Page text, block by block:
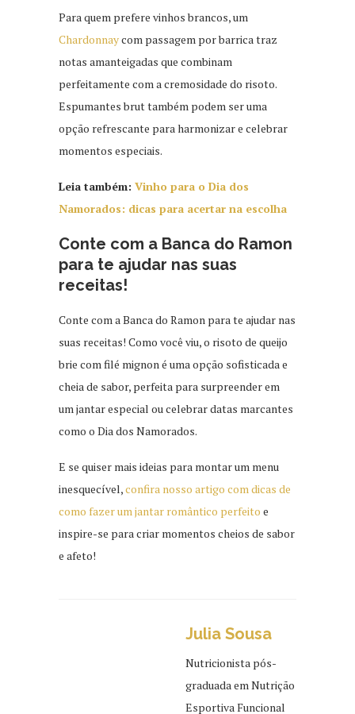
Para quem prefere vinhos brancos, um
Chardonnaycom passagem por barrica traz
notas amanteigadas que combinam
perfeitamente com a cremosidade do risoto.
Espumantes brut também podem ser uma
opção refrescante para harmonizar e celebrar
momentos especiais.
Leia também: Vinho para o Dia dos
Namorados: dicas para acertar na escolha
Conte com a Banca do Ramon
para te ajudar nas suas
receitas!
Conte com a Banca do Ramon para te ajudar nas
suas receitas! Como você viu, o risoto de queijo
brie com filé mignon é uma opção sofisticada e
cheia de sabor, perfeita para surpreender em
um jantar especial ou celebrar datas marcantes
como o Dia dos Namorados.
E se quiser mais ideias para montar um menu
inesquecível,confira nosso artigo com dicas de
como fazer um jantar romântico perfeito e
inspire-se para criar momentos cheios de sabor
e afeto!
Julia Sousa
Nutricionista pós-
graduada em Nutrição
Esportiva Funcional